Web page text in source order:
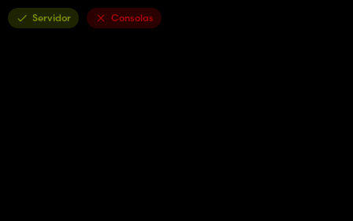
Servidor Consolas